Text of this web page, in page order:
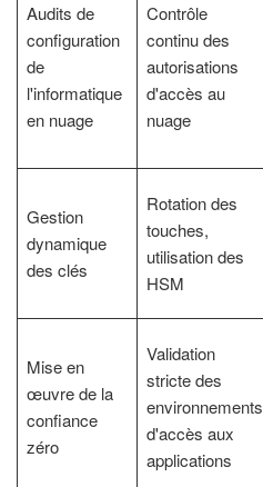
Audits de
configuration
de
l'informatique
en nuage
Contrôle
continu des
autorisations
d'accès au
nuage
Gestion
dynamique
des clés
Rotation des
touches,
utilisation des
HSM
Mise en
œuvre de la
confiance
zéro
Validation
stricte des
environnements
d'accès aux
applications